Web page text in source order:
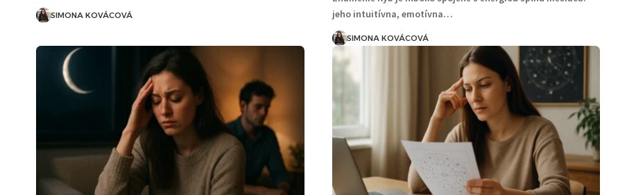
SIMONA KOVÁCOVÁ
jeho intuitívna, emotívna…
SIMONA KOVÁCOVÁ